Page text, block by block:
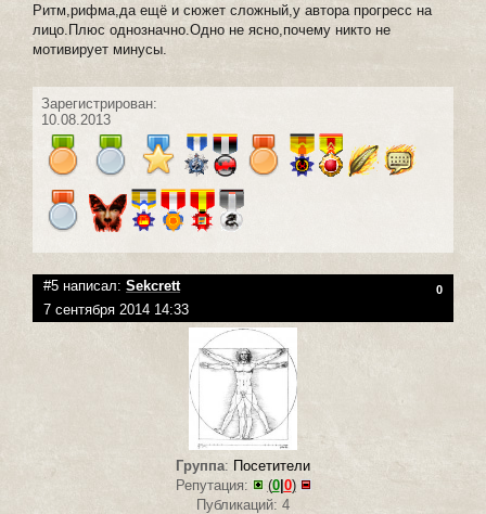
Ритм,рифма,да ещё и сюжет сложный,у автора прогресс на
лицо.Плюс однозначно.Одно не ясно,почему никто не
мотивирует минусы.
Зарегистрирован:
10.08.2013
#5 написал: Sekcrett 0
7 сентября 2014 14:33
Группа: Посетители
Репутация:
(0| 0)
Публикаций: 4